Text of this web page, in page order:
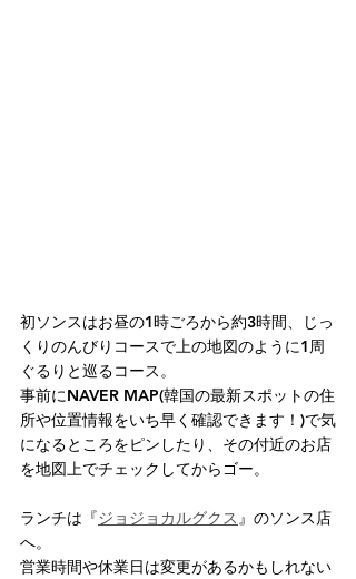
初ソンスはお昼の1時ごろから約3時間、じっ
くりのんびりコースで上の地図のように1周
ぐるりと巡るコース。
事前にNAVER MAP(韓国の最新スポットの住
所や位置情報をいち早く確認できます！)で気
になるところをピンしたり、その付近のお店
を地図上でチェックしてからゴー。
ランチは『ジョジョカルグクス 』のソンス店
へ。
営業時間や休業日は変更があるかもしれない